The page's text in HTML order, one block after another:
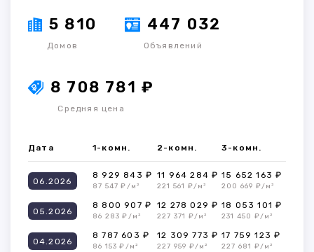
5 810
Домов
447 032
Объявлений
8 708 781 ₽
Средняя цена
Дата 1-комн. 2-комн. 3-комн.
06.2026
8 929 843 ₽
87 547 ₽/м²
11 964 284 ₽
221 561 ₽/м²
15 652 163 ₽
200 669 ₽/м²
05.2026
8 800 907 ₽
86 283 ₽/м²
12 278 029 ₽
227 371 ₽/м²
18 053 101 ₽
231 450 ₽/м²
04.2026
8 787 603 ₽
86 153 ₽/м²
12 309 773 ₽
227 959 ₽/м²
17 759 123 ₽
227 681 ₽/м²